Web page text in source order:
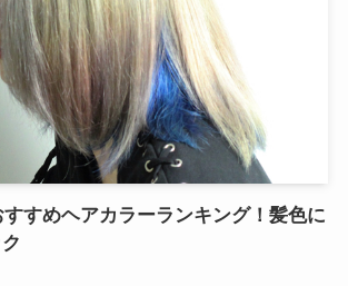
すめヘアカラーランキング！髪色に